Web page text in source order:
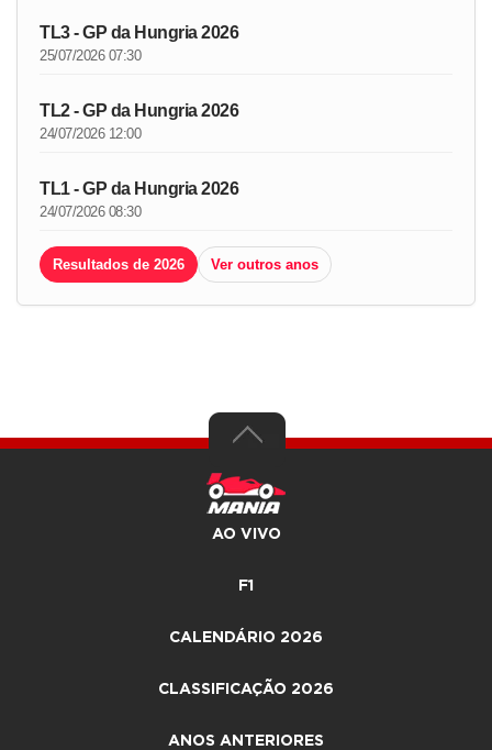
TL3 - GP da Hungria 2026
25/07/2026 07:30
TL2 - GP da Hungria 2026
24/07/2026 12:00
TL1 - GP da Hungria 2026
24/07/2026 08:30
Resultados de 2026 Ver outros anos
AO VIVO
F1
CALENDÁRIO 2026
CLASSIFICAÇÃO 2026
ANOS ANTERIORES